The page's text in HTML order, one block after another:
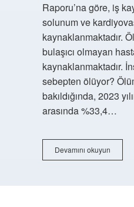
Raporu’na göre, iş
solunum ve
kaynaklanmaktadır.
bulaşıcı olmayan
kaynaklanmaktadır.
sebepten ölüyor?
bakıldığında, 2023
arasında %33,4…
Devamını okuyunDünya
Sağlık